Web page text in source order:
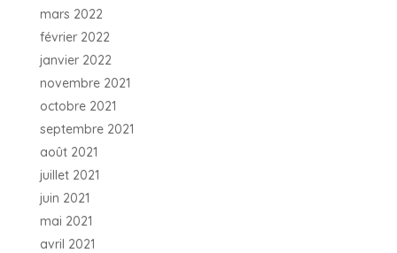
mars 2022
février 2022
janvier 2022
novembre 2021
octobre 2021
septembre 2021
août 2021
juillet 2021
juin 2021
mai 2021
avril 2021